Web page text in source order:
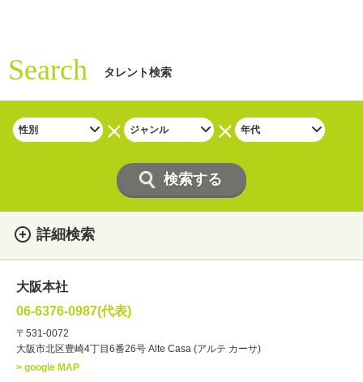
Search タレント検索
詳細検索
・性別
・ジャンル
ナレーター レポーター
大阪本社
06-6376-0987(代表)
〒531-0072
大阪市北区豊崎4丁目6番26号 Alte Casa (アルテ カーサ)
> google MAP